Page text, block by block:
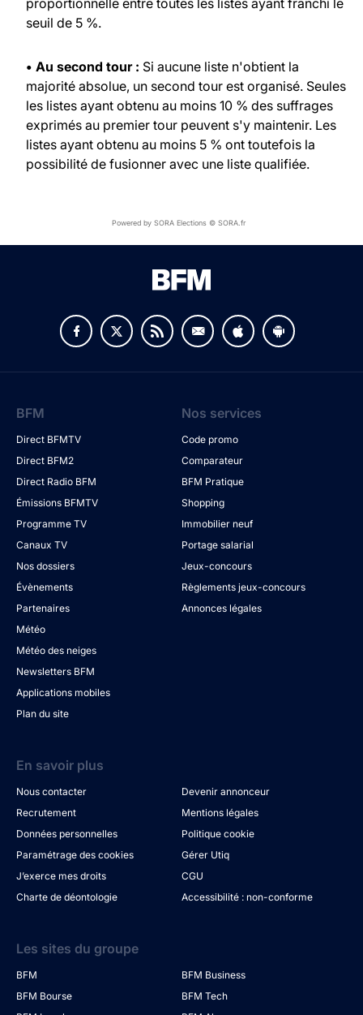
proportionnelle entre toutes les listes ayant franchi le
seuil de 5 %.
• Au second tour : Si aucune liste n'obtient la
majorité absolue, un second tour est organisé. Seules
les listes ayant obtenu au moins 10 % des suffrages
exprimés au premier tour peuvent s'y maintenir. Les
listes ayant obtenu au moins 5 % ont toutefois la
possibilité de fusionner avec une liste qualifiée.
Powered by SORA Elections © SORA.fr
BFM
Direct BFMTV
Direct BFM2
Direct Radio BFM
Émissions BFMTV
Programme TV
Canaux TV
Nos dossiers
Évènements
Partenaires
Météo
Météo des neiges
Newsletters BFM
Applications mobiles
Plan du site
Nos services
Code promo
Comparateur
BFM Pratique
Shopping
Immobilier neuf
Portage salarial
Jeux-concours
Règlements jeux-concours
Annonces légales
En savoir plus
Nous contacter
Devenir annonceur
Recrutement
Mentions légales
Données personnelles
Politique cookie
Paramétrage des cookies
Gérer Utiq
J’exerce mes droits
CGU
Charte de déontologie
Accessibilité : non-conforme
Les sites du groupe
BFM
BFM Business
BFM Bourse
BFM Tech